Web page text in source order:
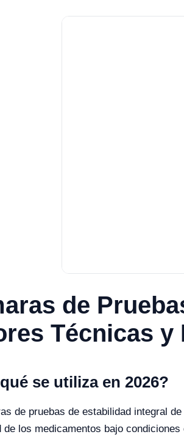
de
Técnicas
se utiliza en 2026?
de pruebas de estabilidad integral
de los medicamentos bajo